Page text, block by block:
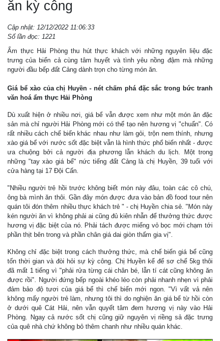
ăn kỳ công
Cập nhật: 12/12/2022 11:06:33
Số lần đọc: 1221
Ẩm thực Hải Phòng thu hút thực khách với những nguyên liệu đặc
trưng của biển cả cùng tâm huyết và tình yêu nồng đậm mà những
người đầu bếp đất Cảng dành trọn cho từng món ăn.
Giá bể xào của chị Huyền - nét chấm phá đặc sắc trong bức tranh
văn hoá ẩm thực Hải Phòng
Dù xuất hiện ở nhiều nơi, giá bể vẫn được xem như một món ăn đặc
sản mà chỉ người Hải Phòng mới có thể tạo nên hương vị "chuẩn". Có
rất nhiều cách chế biến khác nhau như làm gỏi, trộn nem thính, nhưng
xào giá bể với nước sốt đặc biệt vẫn là hình thức phổ biến nhất - được
ưa chuộng bởi cả người địa phương lẫn khách du lịch. Một trong
những "tay xào giá bể" nức tiếng đất Cảng là chị Huyền, 39 tuổi với
cửa hàng tại 17 Đội Cấn.
"Nhiều người trẻ hồi trước không biết món này đâu, toàn các cô chú,
ông bà mình ăn thôi. Gần đây món được đưa vào bản đồ food tour nên
quán tôi đón thêm nhiều thực khách trẻ " - chị Huyền chia sẻ. "Món này
kén người ăn vì không phải ai cũng đủ kiên nhẫn để thưởng thức được
hương vị đặc biệt của nó. Phải tách được miếng vỏ bọc mới chạm tới
phần thịt bên trong và phần chân giá dai giòn thấm gia vị".
Không chỉ đặc biệt trong cách thưởng thức, mà chế biến giá bể cũng
tốn thời gian và đòi hỏi sự kỳ công. Chị Huyền kể để sơ chế 5kg thôi
đã mất 1 tiếng vì "phải rửa từng cái chân bé, lẫn tí cát cũng không ăn
được rồi". Người đứng bếp ngoài khéo léo còn phải nhanh nhẹn vì phải
đảm bảo độ tươi của giá bể thì chế biến mới ngon. "Vì vất vả nên
không mấy người trẻ làm, nhưng tôi thì do nghiện ăn giá bể từ hồi còn
ở dưới quê Cát Hải, nên vẫn quyết tâm đem hương vị này vào Hải
Phòng. Ngay cả nước sốt chị cũng giữ nguyên vị riềng sả đặc trưng
của quê nhà chứ không bỏ thêm chanh như nhiều quán khác.